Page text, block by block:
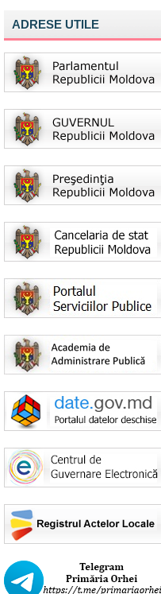
ADRESE UTILE